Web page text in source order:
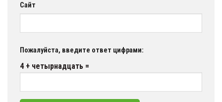
Сайт
Пожалуйста, введите ответ цифрами:
4 + четырнадцать =